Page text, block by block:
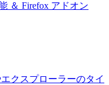
＆ Firefox アドオン
クスプローラーのタイ